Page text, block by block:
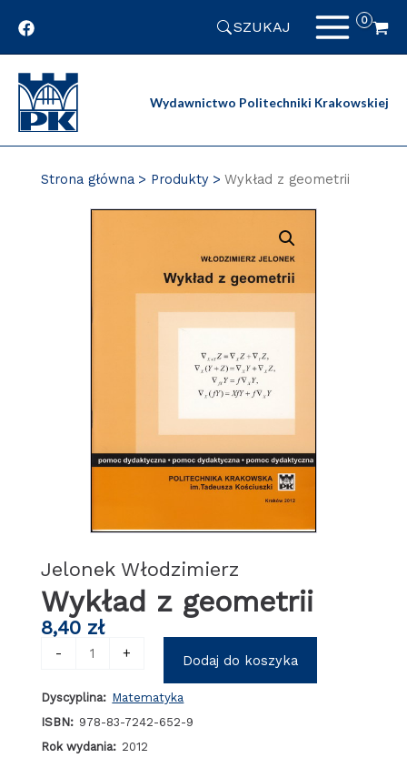
SZUKAJ
Wydawnictwo Politechniki Krakowskiej
Strona główna Produkty Wykład z geometrii
Jelonek Włodzimierz
Wykład z geometrii
8,40 zł
-
geometrii
+ Dodaj do koszyka
Dyscyplina: Matematyka
ISBN: 978-83-7242-652-9
Rok wydania: 2012